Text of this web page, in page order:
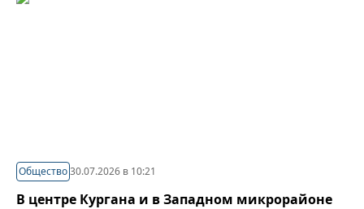
Общество30.07.2026 в 10:21
В центре Кургана и в Западном микрорайоне